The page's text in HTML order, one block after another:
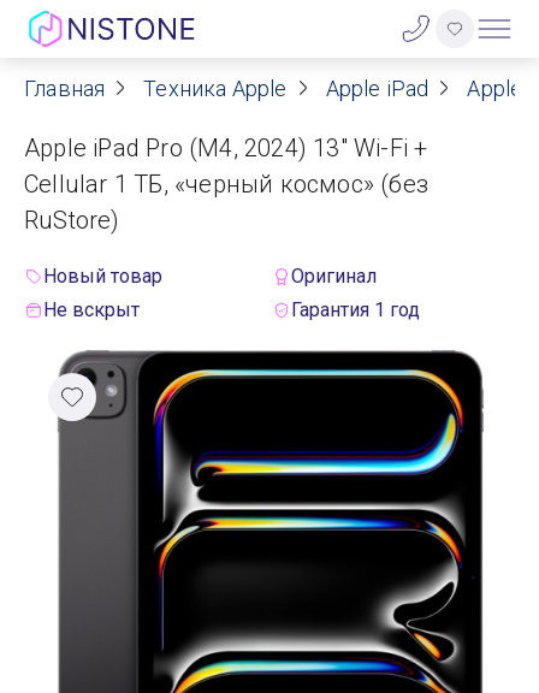
Акции
О нас
Блог
Договор оферты
Реквизиты
Контакты
Гарантия
Оплата
Самовывоз
Главная Техника Apple Apple iPad Apple
Apple iPad Pro (M4, 2024) 13" Wi-Fi +
Cellular 1 ТБ, «черный космос» (без
RuStore)
Новый товар
Оригинал
Не вскрыт
Гарантия 1 год